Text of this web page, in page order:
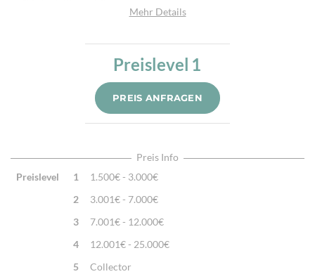
Baumwolle
Halbantik
190.000/m²
Handgeknüpft
Traditionelle Machart
Mehr Details
Preislevel 1
PREIS ANFRAGEN
Preis Info
Preislevel
1
1.500€ - 3.000€
2
3.001€ - 7.000€
3
7.001€ - 12.000€
4
12.001€ - 25.000€
5
Collector